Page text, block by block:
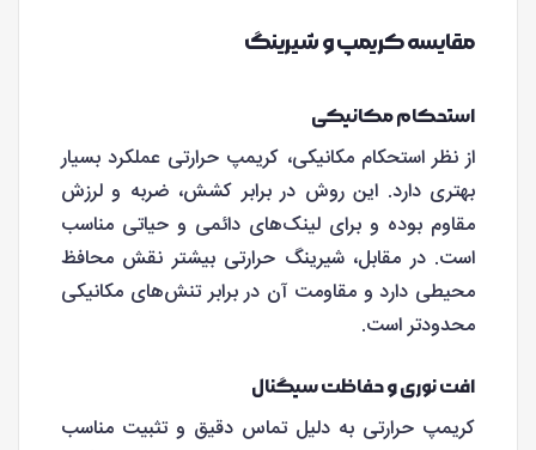
مقایسه کریمپ و شیرینگ
استحکام مکانیکی
از نظر استحکام مکانیکی، کریمپ حرارتی عملکرد بسیار
بهتری دارد. این روش در برابر کشش، ضربه و لرزش
مقاوم بوده و برای لینک‌های دائمی و حیاتی مناسب
است. در مقابل، شیرینگ حرارتی بیشتر نقش محافظ
محیطی دارد و مقاومت آن در برابر تنش‌های مکانیکی
محدودتر است.
افت نوری و حفاظت سیگنال
کریمپ حرارتی به دلیل تماس دقیق و تثبیت مناسب